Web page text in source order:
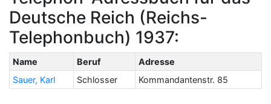
Deutsche Reich (Reichs-
Telephonbuch) 1937:
Name Beruf
Adresse
Sauer, Karl
Schlosser Kommandantenstr. 85